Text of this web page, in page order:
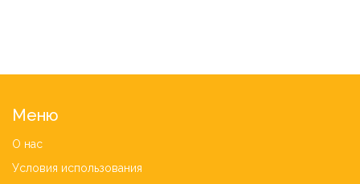
Меню
О нас
Условия использования